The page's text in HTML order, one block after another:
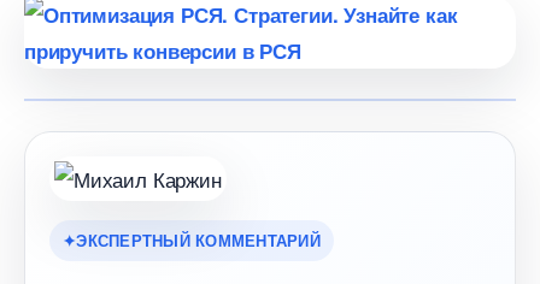
ЭКСПЕРТНЫЙ КОММЕНТАРИЙ